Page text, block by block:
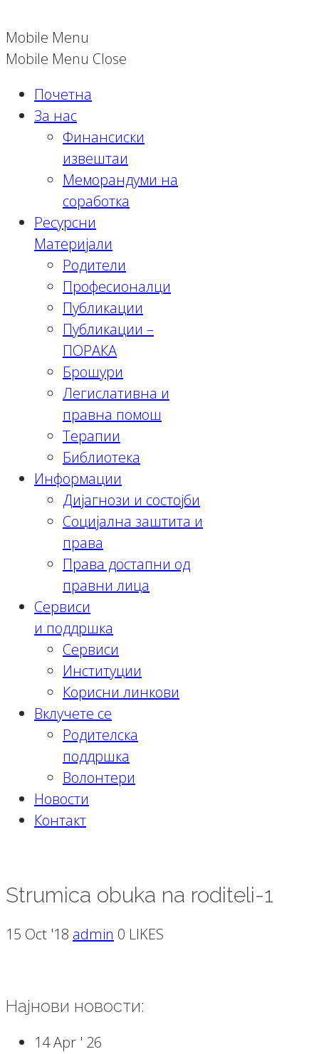
Mobile Menu
Mobile Menu Close
Почетна
За нас
Финансиски
извештаи
Меморандуми на
соработка
Ресурсни
Материјали
Родители
Професионалци
Публикации
Публикации –
ПОРАКА
Брошури
Легислативна и
правна помош
Терапии
Библиотека
Информации
Дијагнози и состојби
Социјална заштита и
права
Права достапни од
правни лица
Сервиси
и поддршка
Сервиси
Институции
Корисни линкови
Вклучете се
Родителска
поддршка
Волонтери
Новости
Контакт
Strumica obuka na roditeli-1
15 Oct '18 admin 0 LIKES
Најнови новости:
14 Apr ' 26